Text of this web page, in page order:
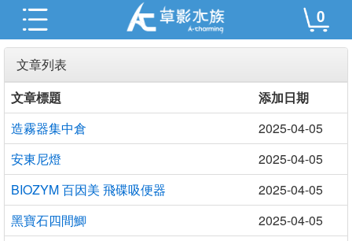
0
文章列表
文章標題
添加日期
造霧器集中倉
2025-04-05
安東尼燈
2025-04-05
BIOZYM 百因美 飛碟吸便器
2025-04-05
黑寶石四間鯽
2025-04-05